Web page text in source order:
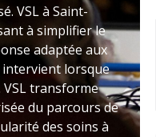
VSL à Saint-
à simplifier le
adaptée aux
intervient lorsque
VSL transforme
du parcours de
des soins à